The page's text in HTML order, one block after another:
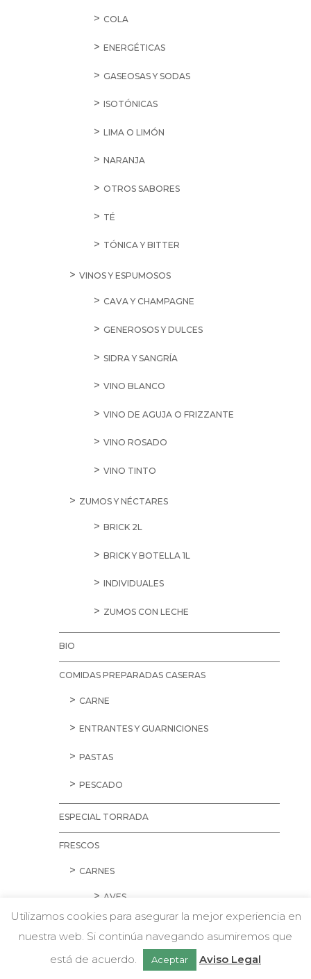
COLA
ENERGÉTICAS
GASEOSAS Y SODAS
ISOTÓNICAS
LIMA O LIMÓN
NARANJA
OTROS SABORES
TÉ
TÓNICA Y BITTER
VINOS Y ESPUMOSOS
CAVA Y CHAMPAGNE
GENEROSOS Y DULCES
SIDRA Y SANGRÍA
VINO BLANCO
VINO DE AGUJA O FRIZZANTE
VINO ROSADO
VINO TINTO
ZUMOS Y NÉCTARES
BRICK 2L
BRICK Y BOTELLA 1L
INDIVIDUALES
ZUMOS CON LECHE
BIO
COMIDAS PREPARADAS CASERAS
CARNE
ENTRANTES Y GUARNICIONES
PASTAS
PESCADO
ESPECIAL TORRADA
FRESCOS
CARNES
AVES
CARNE PICADA
CERDO w Chatea con nosotros
Utilizamos cookies para asegurar la mejor experiencia en
nuestra web. Si continúa navegando asumiremos que
está de acuerdo.
Aceptar Aviso Legal